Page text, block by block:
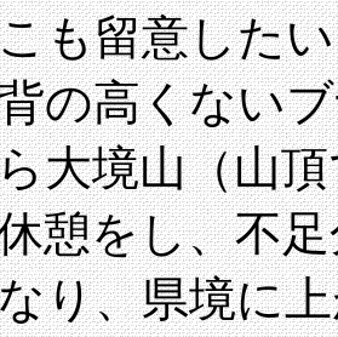
も留意した
高くないブ
大境山（山
憩をし、不
り、県境に